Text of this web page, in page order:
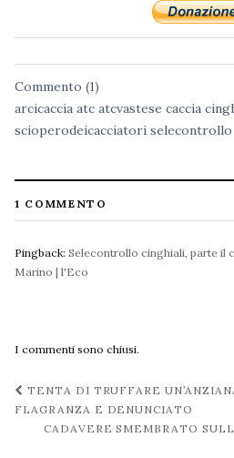
Commento (1)
arcicaccia atc atcvastese caccia
scioperodeicacciatori selecontrollo
1 COMMENTO
Pingback: Selecontrollo cinghiali, parte il
Marino | l'Eco
I commenti sono chiusi.
Navigazione
post
TENTA DI TRUFFARE
FLAGRANZA E DENUNCIATO
CADAVERE SMEMBRATO